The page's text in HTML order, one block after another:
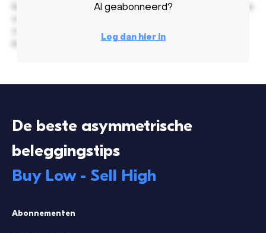
Egestas nunc pellentesque turpis vitae, interdum penatibus
Est vitae nec eleifend risus ultricies risus, massa.
Al geabonneerd?
Log dan hier in
De beste asymmetrische
beleggingstips
Buy Low - Sell High
Abonnementen